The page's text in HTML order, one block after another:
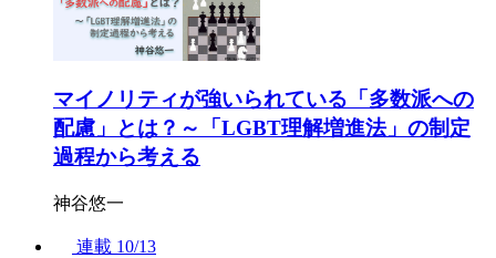
マイノリティが強いられている「多数派への
配慮」とは？～「LGBT理解増進法」の制定
過程から考える
神谷悠一
連載 10/13